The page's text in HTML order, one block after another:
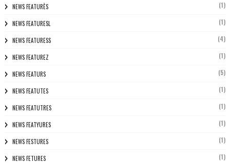
NEWS FEATURÈS (1)
NEWS FEATURESL (1)
NEWS FEATURESS (4)
NEWS FEATUREZ (1)
NEWS FEATURS (5)
NEWS FEATUTES (1)
NEWS FEATUTRES (1)
NEWS FEATYURES (1)
NEWS FESTURES (1)
NEWS FETURES (1)